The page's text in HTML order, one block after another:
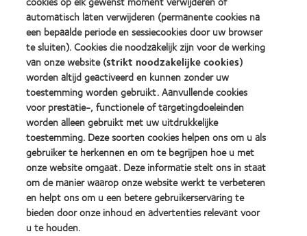
2010
Best
Companies
for
Leaders
(2012)
Factory
Awards
(2011)
Learn
more
about
ODMA
2011
(2011)
Learn
more
about
2012
REBRAND
100®
Global
Award
(2012)
Onze producten
Zoek uw contactlens
Contactlenstechnologie
automatisch laten verwijderen (permanente cookies na
een bepaalde periode en sessiecookies door uw browser
te sluiten). Cookies die noodzakelijk zijn voor de werking
van onze website (strikt noodzakelijke cookies)
worden altijd geactiveerd en kunnen zonder uw
toestemming worden gebruikt. Aanvullende cookies
voor prestatie-, functionele of targetingdoeleinden
worden alleen gebruikt met uw uitdrukkelijke
toestemming. Deze soorten cookies helpen ons om u als
gebruiker te herkennen en om te begrijpen hoe u met
onze website omgaat. Deze informatie stelt ons in staat
om de manier waarop onze website werkt te verbeteren
en helpt ons om u een betere gebruikerservaring te
bieden door onze inhoud en advertenties relevant voor
u te houden.